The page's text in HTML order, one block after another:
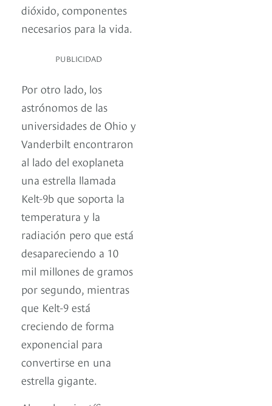
dióxido, componentes
necesarios para la vida.
PUBLICIDAD
Por otro lado, los
astrónomos de las
universidades de Ohio y
Vanderbilt encontraron
al lado del exoplaneta
una estrella llamada
Kelt-9b que soporta la
temperatura y la
radiación pero que está
desapareciendo a 10
mil millones de gramos
por segundo, mientras
que Kelt-9 está
creciendo de forma
exponencial para
convertirse en una
estrella gigante.